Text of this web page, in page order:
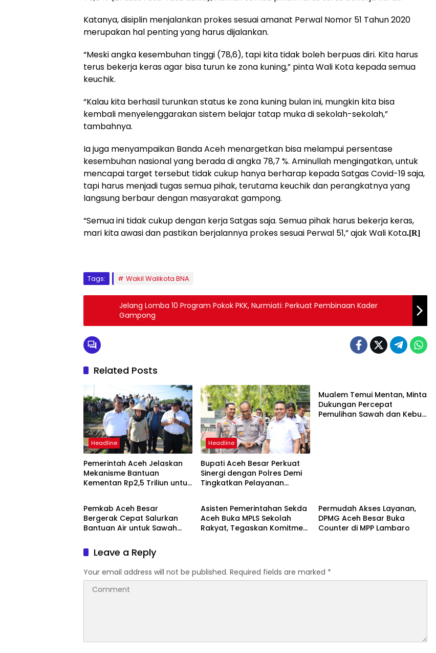
Katanya, disiplin menjalankan prokes sesuai amanat Perwal Nomor 51 Tahun 2020
merupakan hal penting yang harus dijalankan.
“Meski angka kesembuhan tinggi (78,6), tapi kita tidak boleh berpuas diri. Kita harus
terus bekerja keras agar bisa turun ke zona kuning,” pinta Wali Kota kepada semua
keuchik.
“Kalau kita berhasil turunkan status ke zona kuning bulan ini, mungkin kita bisa
kembali menyelenggarakan sistem belajar tatap muka di sekolah-sekolah,”
tambahnya.
Ia juga menyampaikan Banda Aceh menargetkan bisa melampui persentase
kesembuhan nasional yang berada di angka 78,7 %. Aminullah mengingatkan, untuk
mencapai target tersebut tidak cukup hanya berharap kepada Satgas Covid-19 saja,
tapi harus menjadi tugas semua pihak, terutama keuchik dan perangkatnya yang
langsung berbaur dengan masyarakat gampong.
“Semua ini tidak cukup dengan kerja Satgas saja. Semua pihak harus bekerja keras,
mari kita awasi dan pastikan berjalannya prokes sesuai Perwal 51,” ajak Wali Kota.[R]
Tags: Wakil Walikota BNA
Jelang Lomba 10 Program Pokok PKK, Nurmiati: Perkuat Pembinaan Kader
Gampong
Related Posts
Headline
Pemerintah Aceh Jelaskan
Mekanisme Bantuan
Kementan Rp2,5 Triliun untuk
Headline
Bupati Aceh Besar Perkuat
Sinergi dengan Polres Demi
Tingkatkan Pelayanan
Mualem Temui Mentan, Minta
Dukungan Percepat
Pemulihan Sawah dan Kebun
Headline
Pemkab Aceh Besar
Bergerak Cepat Salurkan
Bantuan Air untuk Sawah
Headline
Asisten Pemerintahan Sekda
Aceh Buka MPLS Sekolah
Rakyat, Tegaskan Komitmen
Permudah Akses Layanan,
DPMG Aceh Besar Buka
Counter di MPP Lambaro
Leave a Reply
Your email address will not be published. Required fields are marked *